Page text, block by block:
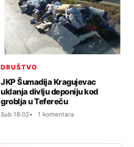
DRUŠTVO
JKP Šumadija Kragujevac
uklanja divlju deponiju kod
groblja u Tefereču
Sub 18:02 1 komentara